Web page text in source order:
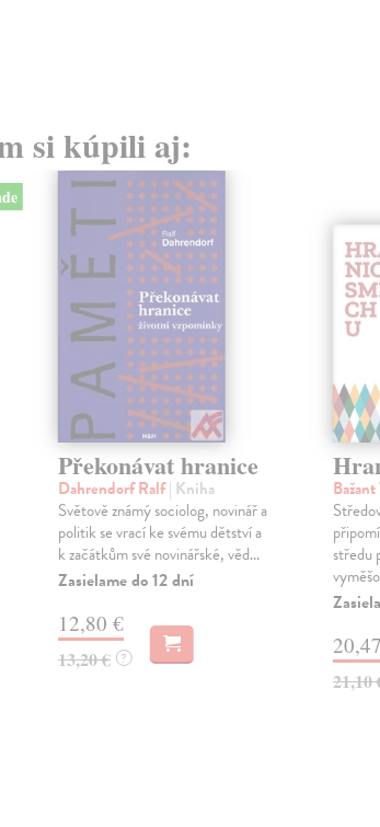
si kúpili aj:
Překonávat hranice
Dahrendorf Ralf| Kniha
Světově známý sociolog, novinář a
politik se vrací ke svému dětství a
k začátkům své novinářské, věd...
Zasielame do 12 dní
12,80 €
13,20 € ?
středu
21,10